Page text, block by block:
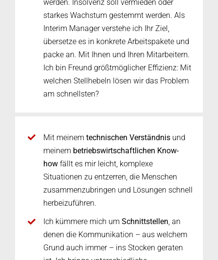
werden. Insolvenz soll vermieden oder
starkes Wachstum gestemmt werden. Als
Interim Manager verstehe ich Ihr Ziel,
übersetze es in konkrete Arbeitspakete und
packe an. Mit Ihnen und Ihren Mitarbeitern.
Ich bin Freund größtmöglicher Effizienz: Mit
welchen Stellhebeln lösen wir das Problem
am schnellsten?
Mit meinemtechnischen Verständnis und
meinem betriebswirtschaftlichen Know-
how fällt es mir leicht, komplexe
Situationen zu entzerren, die Menschen
zusammenzubringen und Lösungen schnell
herbeizuführen.
Ich kümmere mich umSchnittstellen, an
denen die Kommunikation – aus welchem
Grund auch immer – ins Stocken geraten